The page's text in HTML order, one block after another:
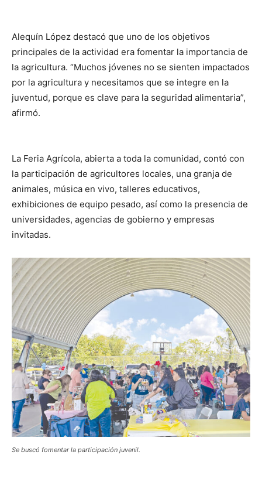
Alequín López destacó que uno de los objetivos
principales de la actividad era fomentar la importancia de
la agricultura. “Muchos jóvenes no se sienten impactados
por la agricultura y necesitamos que se integre en la
juventud, porque es clave para la seguridad alimentaria”,
afirmó.
La Feria Agrícola, abierta a toda la comunidad, contó con
la participación de agricultores locales, una granja de
animales, música en vivo, talleres educativos,
exhibiciones de equipo pesado, así como la presencia de
universidades, agencias de gobierno y empresas
invitadas.
Se buscó fomentar la participación juvenil.